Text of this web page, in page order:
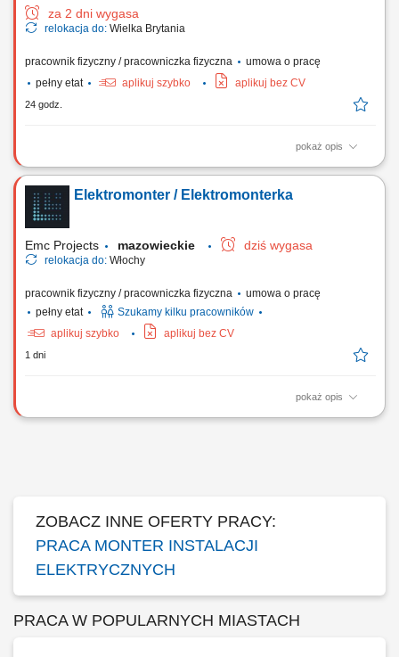
za 2 dni wygasa
relokacja do: Wielka Brytania
pracownik fizyczny / pracowniczka fizyczna
umowa o pracę
pełny etat
aplikuj szybko aplikuj bez CV
24 godz.
pokaż opis
Montaż i budowa tras oraz linii kablowych. Instalacja gniazdek,
sterowania i oświetlenia. Montaż rozdzielnic i szaf sterowniczych.
Elektromonter / Elektromonterka
Emc Projects mazowieckie dziś wygasa
relokacja do: Włochy
pracownik fizyczny / pracowniczka fizyczna
umowa o pracę
pełny etat
Szukamy kilku pracowników
aplikuj szybko
aplikuj bez CV
1 dni
pokaż opis
Zakres obowiązków: Realizacja prac montażowych oraz serwisowych
ZOBACZ INNE OFERTY PRACY:
PRACA MONTER INSTALACJI
ELEKTRYCZNYCH
PRACA W POPULARNYCH MIASTACH